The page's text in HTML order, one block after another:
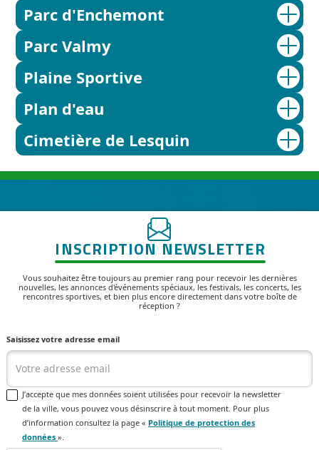
Parc d'Enchemont
Parc Valmy
Plaine Sportive
Plan d'eau
Cimetière de Lesquin
INSCRIPTION NEWSLETTER
Vous souhaitez être toujours au premier rang pour recevoir les dernières
nouvelles, les annonces d'événements spéciaux, les festivals, les concerts, les
rencontres sportives, et bien plus encore directement dans votre boîte de
réception ?
Saisissez votre adresse email
J’accepte que mes données soient utilisées pour recevoir la newsletter
de la ville, vous pouvez vous désinscrire à tout moment. Pour plus
d’information consultez la page « Politique de protection des
données ».